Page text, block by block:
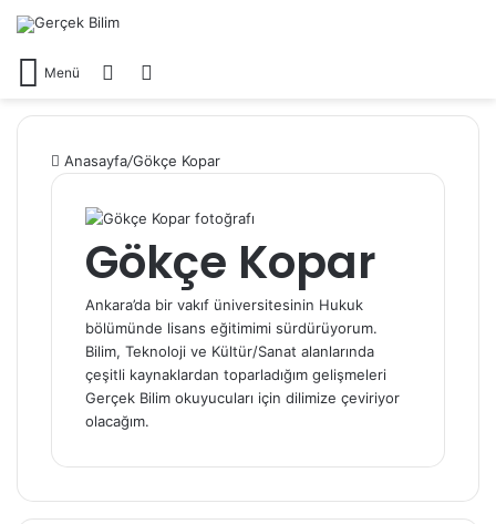
Menü Arama yap ...
Anasayfa/Gökçe Kopar
Gökçe Kopar
Ankara’da bir vakıf üniversitesinin Hukuk
bölümünde lisans eğitimimi sürdürüyorum.
Bilim, Teknoloji ve Kültür/Sanat alanlarında
çeşitli kaynaklardan toparladığım gelişmeleri
Gerçek Bilim okuyucuları için dilimize çeviriyor
olacağım.